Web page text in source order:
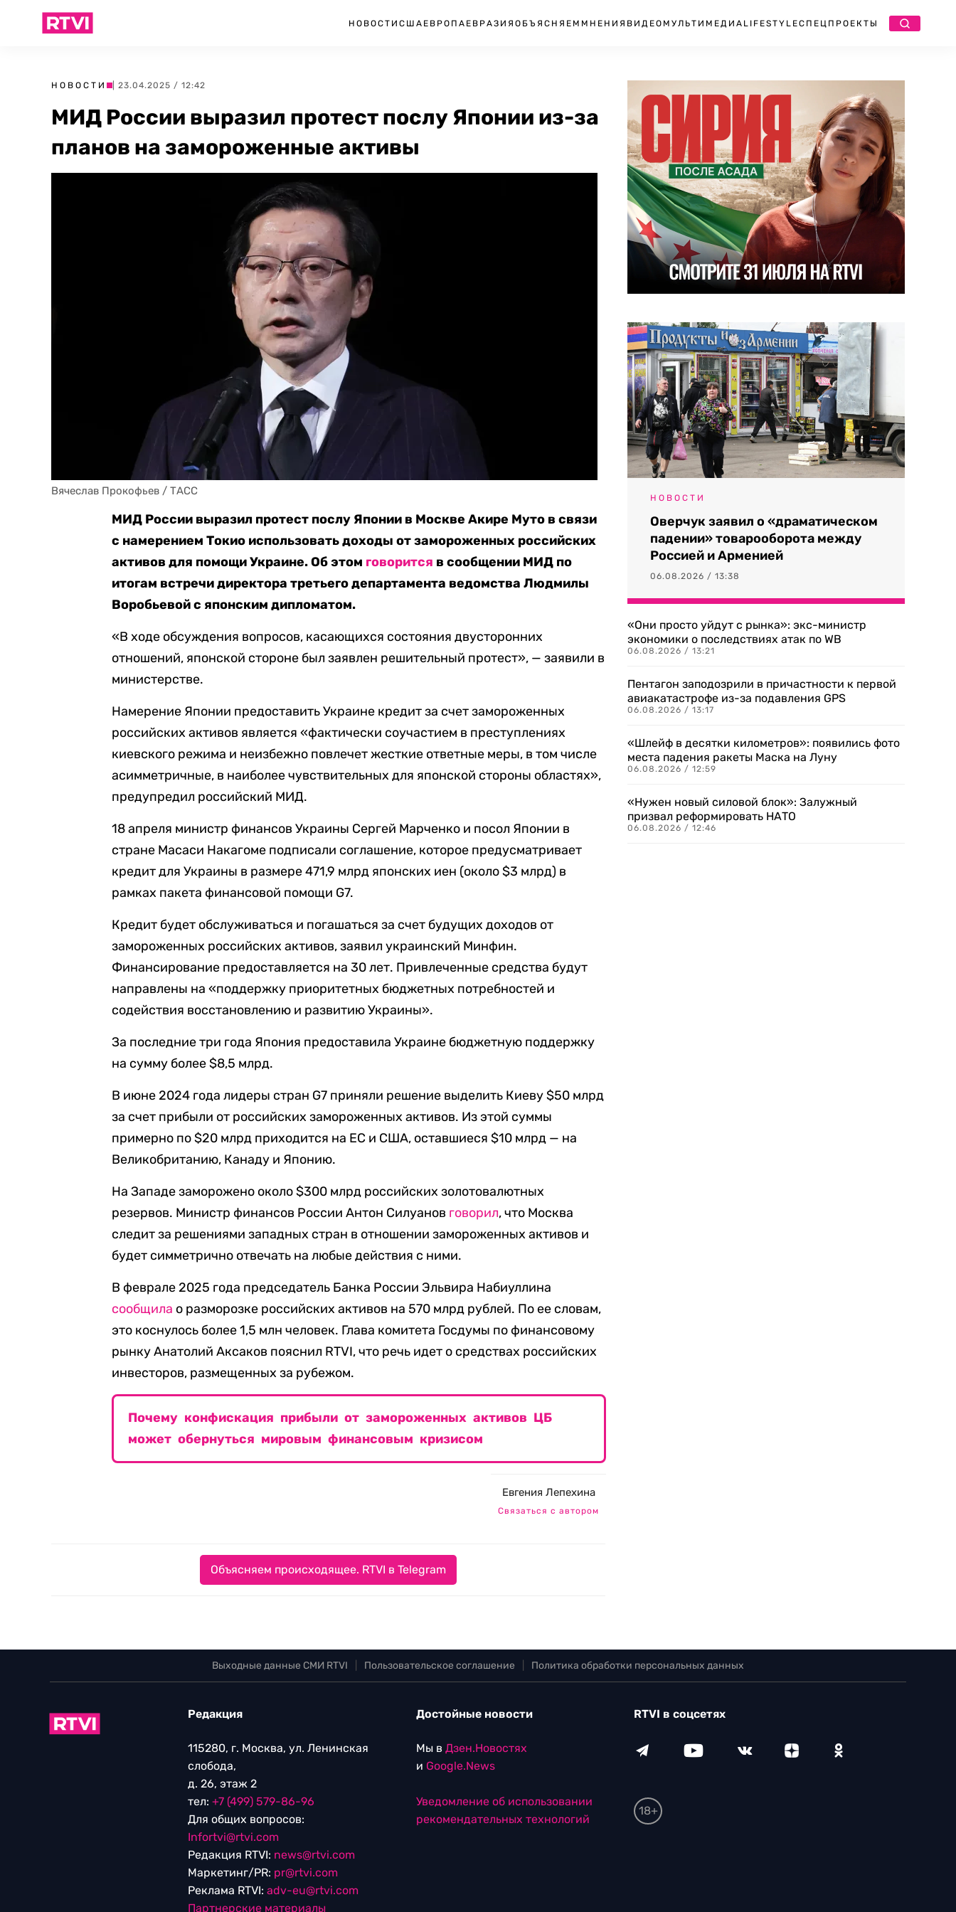
НОВОСТИ США ЕВРОПА ЕВРАЗИЯ ОБЪЯСНЯЕМ МНЕНИЯ ВИДЕО МУЛЬТИМЕДИА LIFESTYLEСПЕЦПРОЕКТЫ
НОВОСТИ | 23.04.2025 / 12:42
МИД России выразил протест послу Японии из-за
планов на замороженные активы
Вячеслав Прокофьев / ТАСС
МИД России выразил протест послу Японии в Москве Акире Муто в связи
с намерением Токио использовать доходы от замороженных российских
активов для помощи Украине. Об этом говорится в сообщении МИД по
итогам встречи директора третьего департамента ведомства Людмилы
Воробьевой с японским дипломатом.
«В ходе обсуждения вопросов, касающихся состояния двусторонних
отношений, японской стороне был заявлен решительный протест», — заявили в
министерстве.
Намерение Японии предоставить Украине кредит за счет замороженных
российских активов является «фактически соучастием в преступлениях
киевского режима и неизбежно повлечет жесткие ответные меры, в том числе
асимметричные, в наиболее чувствительных для японской стороны областях»,
предупредил российский МИД.
18 апреля министр финансов Украины Сергей Марченко и посол Японии в
стране Масаси Накагоме подписали соглашение, которое предусматривает
кредит для Украины в размере 471,9 млрд японских иен (около $3 млрд) в
рамках пакета финансовой помощи G7.
Кредит будет обслуживаться и погашаться за счет будущих доходов от
замороженных российских активов, заявил украинский Минфин.
Финансирование предоставляется на 30 лет. Привлеченные средства будут
направлены на «поддержку приоритетных бюджетных потребностей и
содействия восстановлению и развитию Украины».
За последние три года Япония предоставила Украине бюджетную поддержку
на сумму более $8,5 млрд.
В июне 2024 года лидеры стран G7 приняли решение выделить Киеву $50 млрд
за счет прибыли от российских замороженных активов. Из этой суммы
примерно по $20 млрд приходится на ЕС и США, оставшиеся $10 млрд — на
Великобританию, Канаду и Японию.
На Западе заморожено около $300 млрд российских золотовалютных
резервов. Министр финансов России Антон Силуанов говорил, что Москва
следит за решениями западных стран в отношении замороженных активов и
будет симметрично отвечать на любые действия с ними.
В феврале 2025 года председатель Банка России Эльвира Набиуллина
сообщила о разморозке российских активов на 570 млрд рублей. По ее словам,
это коснулось более 1,5 млн человек. Глава комитета Госдумы по финансовому
рынку Анатолий Аксаков пояснил RTVI, что речь идет о средствах российских
инвесторов, размещенных за рубежом.
Почему конфискация прибыли от замороженных активов ЦБ
может обернуться мировым финансовым кризисом
Евгения Лепехина
Связаться с автором
Объясняем происходящее. RTVI в Telegram
НОВОСТИ
Оверчук заявил о «драматическом
падении» товарооборота между
Россией и Арменией
06.08.2026 / 13:38
«Они просто уйдут с рынка»: экс-министр
экономики о последствиях атак по WB
06.08.2026 / 13:21
Пентагон заподозрили в причастности к первой
авиакатастрофе из-за подавления GPS
06.08.2026 / 13:17
«Шлейф в десятки километров»: появились фото
места падения ракеты Маска на Луну
06.08.2026 / 12:59
«Нужен новый силовой блок»: Залужный
призвал реформировать НАТО
06.08.2026 / 12:46
Выходные данные СМИ RTVI Пользовательское соглашение Политика обработки персональных данных
Редакция
115280, г. Москва, ул. Ленинская
слобода,
д. 26, этаж 2
тел: +7 (499) 579-86-96
Для общих вопросов:
Infortvi@rtvi.com
Редакция RTVI: news@rtvi.com
Маркетинг/PR: pr@rtvi.com
Реклама RTVI: adv-eu@rtvi.com
Партнерские материалы
Достойные новости
Мы в Дзен.Новостях
и Google.News
Уведомление об использовании
рекомендательных технологий
RTVI в соцсетях
18+